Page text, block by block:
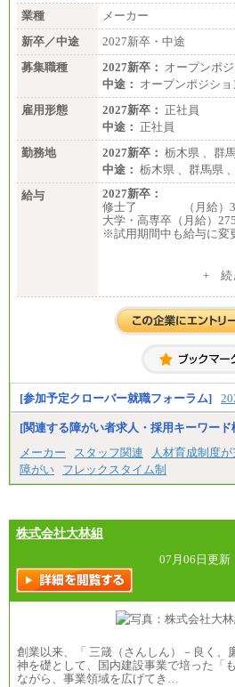
業種
メーカー
新卒／中途
2027新卒・中途
募集職種
2027新卒： オープンポ
中途： オープンポジシ
雇用形態
2027新卒： 正社員
中途： 正社員
勤務地
2027新卒： 栃木県 、群
中途： 栃木県 、群馬県
給与
2027新卒：
修士了 （月給）
大学・高専卒（月給）
※試用期間中も給与に変
大学・高専卒（月給）
※試用期間中も給与に変
+ 続
[参加予定クローバー就職フォーラム]
[関連する障がい者求人・採用キーワード
メーカー
スタッフ関連 人材育成制度
障がい
フレックスタイム制
株式会社大林組
07月06日更新
創業以来、「 三箴（さんしん）－良く、
神を礎として、国内建設事業で培った「
ながら、事業領域を広げてき…